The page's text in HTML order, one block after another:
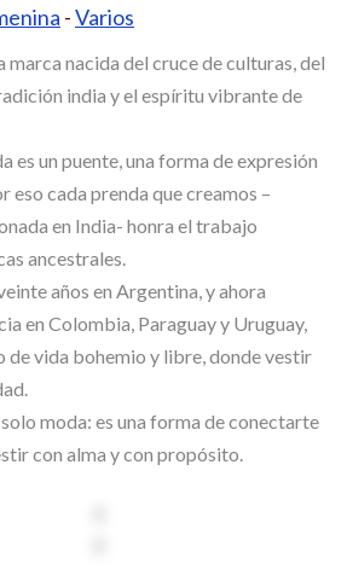
-Varios
marca nacida del cruce de culturas, del
india y el espíritu vibrante de
es un puente, una forma de expresión
eso cada prenda que creamos –
en India- honra el trabajo
ancestrales.
años en Argentina, y ahora
en Colombia, Paraguay y Uruguay,
de vida bohemio y libre, donde vestir
moda: es una forma de conectarte
con alma y con propósito.